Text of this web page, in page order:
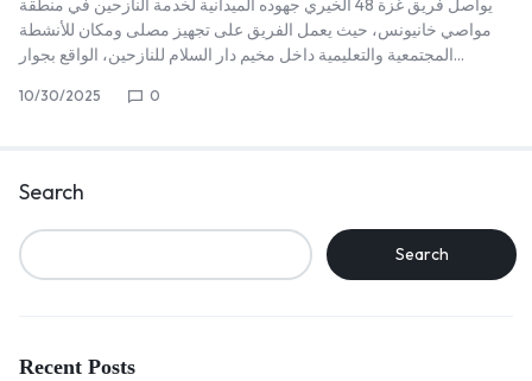
يواصل فريق غزة 48 الخيري جهوده الميدانية لخدمة النازحين في منطقة
مواصي خانيونس، حيث يعمل الفريق على تجهيز مصلى ومكان للأنشطة
المجتمعية والتعليمية داخل مخيم دار السلام للنازحين، الواقع بجوار…
10/30/2025 0
Search
Search
Recent Posts